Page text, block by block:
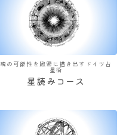
魂の可能性を緻密に描き出すドイツ占
星術
星読みコース